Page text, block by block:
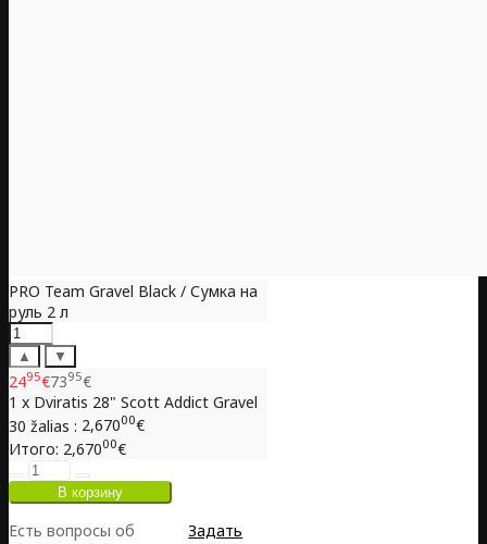
PRO Team Gravel Black / Сумка на
руль 2 л
▲ ▼
2495€7395€
1 x Dviratis 28" Scott Addict Gravel
30 žalias : 2,67000€
Итого: 2,67000€
Есть вопросы об
Задать